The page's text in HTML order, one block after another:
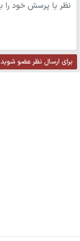
برای ارسال نظر عضو شوید